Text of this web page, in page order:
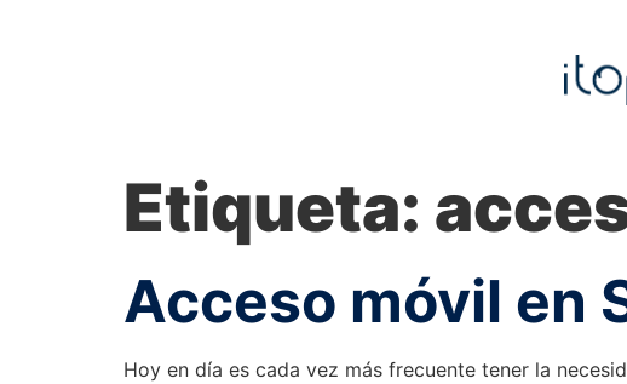
Etiqueta:
Acceso móvil en
Hoy en día es cada vez más frecuente tener la